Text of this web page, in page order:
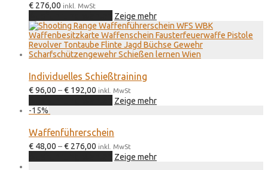
€ 276,00 inkl. MwSt
Dieses
Produkt
weist
mehrere
Varianten
Die
Optionen
können
auf
werden
Zeige mehr
Individuelles Schießtraining
€96,00 –€ 192,00 Preisspanne:
€ 96,00
bis
inkl. MwSt
Dieses
Produkt
Varianten
auf.
Die
Zeige mehr
-15%
Waffenführerschein
€ 48,00 –€ 276,00 Preisspanne:
€ 48,00
bis
inkl. MwSt
Dieses
Produkt
Zeige mehr